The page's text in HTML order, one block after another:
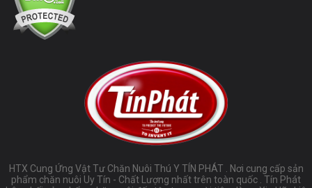
HTX Cung Ứng Vật Tư Chăn Nuôi Thú Y TÍN PHÁT . Nơi cung cấp sản
phẩm chăn nuôi Uy Tín - Chất Lượng nhất trên toàn quốc . Tín Phát